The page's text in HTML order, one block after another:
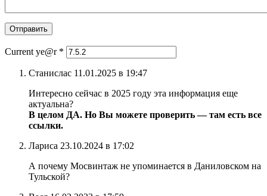
Current ye@r *
Станислас 11.01.2025 в 19:47
Интересно сейчас в 2025 году эта информация еще
актуальна?
В целом ДА. Но Вы можете проверить — там есть все
ссылки.
Лариса 23.10.2024 в 17:02
А почему Мосвинтаж не упоминается в Даниловском на
Тульской?